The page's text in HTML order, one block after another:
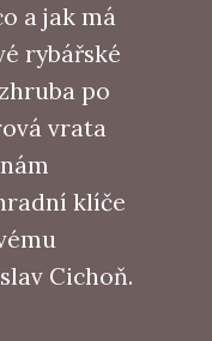
a jak má
rybářské
po
vrata
klíče
Cichoň.